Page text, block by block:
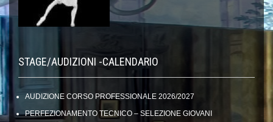
STAGE/AUDIZIONI -CALENDARIO
AUDIZIONE CORSO PROFESSIONALE 2026/2027
PERFEZIONAMENTO TECNICO – SELEZIONE GIOVANI